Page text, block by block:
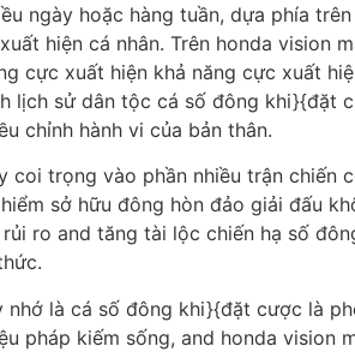
ngày hoặc hàng tuần, dựa phía
hiện cá nhân. Trên honda vision
cực xuất hiện khả năng cực xuất
lịch sử dân tộc cá số đông khi}{đặt
chỉnh hành vi của bản thân.
coi trọng vào phần nhiều trận chiến
sở hữu đông hòn đảo giải đấu
ro and tăng tài lộc chiến hạ số
nhớ là cá số đông khi}{đặt cược là
pháp kiếm sống, and honda vision